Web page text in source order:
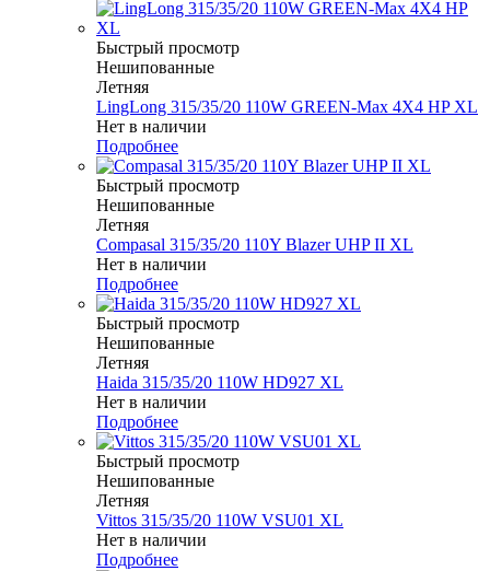
Быстрый просмотр
Нешипованные
Летняя
LingLong 315/35/20 110W GREEN-Max 4X4 HP XL
Нет в наличии
Подробнее
Быстрый просмотр
Нешипованные
Летняя
Compasal 315/35/20 110Y Blazer UHP II XL
Нет в наличии
Подробнее
Быстрый просмотр
Нешипованные
Летняя
Haida 315/35/20 110W HD927 XL
Нет в наличии
Подробнее
Быстрый просмотр
Нешипованные
Летняя
Vittos 315/35/20 110W VSU01 XL
Нет в наличии
Подробнее